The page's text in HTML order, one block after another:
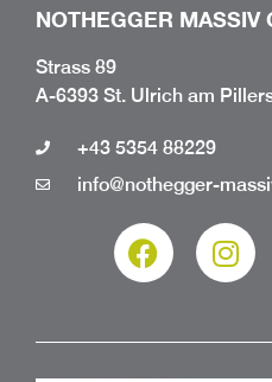
NOTHEGGER MASSIV
Strass 89
A-6393 St. Ulrich am
+43 5354 88229
info@nothegger-